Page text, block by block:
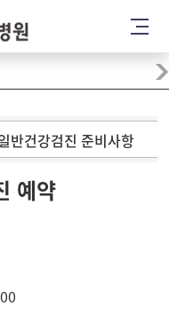
반건강검진 준비사항
예약